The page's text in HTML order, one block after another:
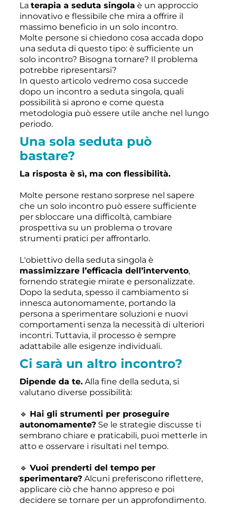
La terapia a seduta singola è un approccio
innovativo e flessibile che mira a offrire il
massimo beneficio in un solo incontro.
Molte persone si chiedono cosa accada dopo
una seduta di questo tipo: è sufficiente un
solo incontro? Bisogna tornare? Il problema
potrebbe ripresentarsi?
In questo articolo vedremo cosa succede
dopo un incontro a seduta singola, quali
possibilità si aprono e come questa
metodologia può essere utile anche nel lungo
periodo.
Una sola seduta può
bastare?
La risposta è sì, ma con flessibilità.
Molte persone restano sorprese nel sapere
che un solo incontro può essere sufficiente
per sbloccare una difficoltà, cambiare
prospettiva su un problema o trovare
strumenti pratici per affrontarlo.
L'obiettivo della seduta singola è
massimizzare l’efficacia dell’intervento,
fornendo strategie mirate e personalizzate.
Dopo la seduta, spesso il cambiamento si
innesca autonomamente, portando la
persona a sperimentare soluzioni e nuovi
comportamenti senza la necessità di ulteriori
incontri. Tuttavia, il processo è sempre
adattabile alle esigenze individuali.
Ci sarà un altro incontro?
Dipende da te. Alla fine della seduta, si
valutano diverse possibilità:
🔹 Hai gli strumenti per proseguire
autonomamente? Se le strategie discusse ti
sembrano chiare e praticabili, puoi metterle in
atto e osservare i risultati nel tempo.
🔹 Vuoi prenderti del tempo per
sperimentare? Alcuni preferiscono riflettere,
applicare ciò che hanno appreso e poi
decidere se tornare per un approfondimento.